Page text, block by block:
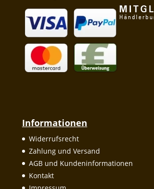
Informationen
Widerrufsrecht
Zahlung und Versand
AGB und Kundeninformationen
Kontakt